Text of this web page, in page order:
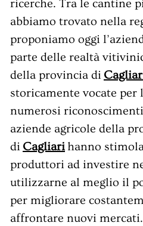
t
i
n
a
ricerche. Tra le cantine
abbiamo trovato nella
proponiamo oggi
parte delle realtà
della provincia di
storicamente vocate
numerosi
aziende agricole della
di Cagliarihanno
produttori ad investire
utilizzarne al meglio il
per migliorare
affrontare nuovi